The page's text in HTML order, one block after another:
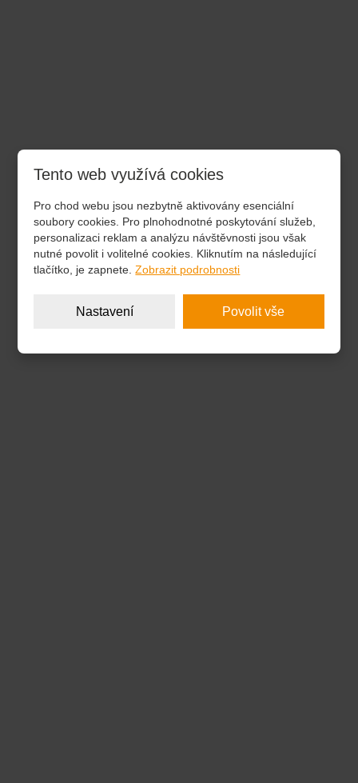
Tento web využívá cookies
Pro chod webu jsou nezbytně aktivovány esenciální
soubory cookies. Pro plnohodnotné poskytování služeb,
personalizaci reklam a analýzu návštěvnosti jsou však
nutné povolit i volitelné cookies. Kliknutím na následující
tlačítko, je zapnete.Zobrazit podrobnosti
Nastavení Povolit vše